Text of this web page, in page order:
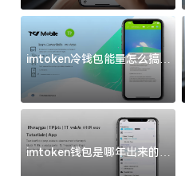
imtoken冷钱包能量怎么搞？
过来人告诉你门道
imtoken钱包是哪年出来的？
一文给你说清楚